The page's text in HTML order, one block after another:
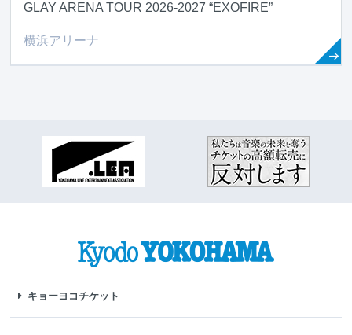
GLAY ARENA TOUR 2026-2027 “EXOFIRE”
横浜アリーナ
キョーヨコチケット